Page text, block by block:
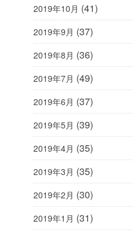
2019年10月 (41)
2019年9月 (37)
2019年8月 (36)
2019年7月 (49)
2019年6月 (37)
2019年5月 (39)
2019年4月 (35)
2019年3月 (35)
2019年2月 (30)
2019年1月 (31)